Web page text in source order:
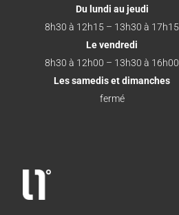
Du lundi au jeudi
8h30 à 12h15 – 13h30 à 17h15
Le vendredi
8h30 à 12h00 – 13h30 à 16h00
Les samedis et dimanches
fermé